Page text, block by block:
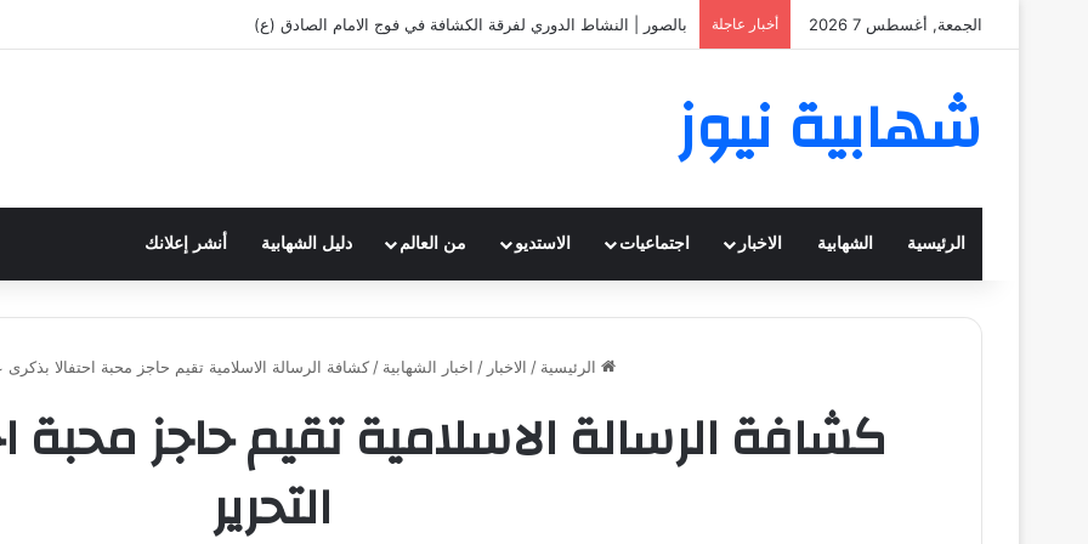
الجمعة, أغسطس 7 2026 أخبار عاجلة بالصور | المرشدات في يوم كشفي حافل بالأنشطة في فوج الإمام الصادق(ع)_الشهابية
شهابية نيوز
الرئيسية الشهابية الاخبار اجتماعيات الاستديو من العالم دليل الشهابية أنشر إعلانك
الرئيسية / الاخبار / اخبار الشهابية / كشافة الرسالة الاسلامية تقيم حاجز محبة احتفالا بذكرى
كشافة الرسالة الاسلامية تقيم حاجز محبة
التحرير